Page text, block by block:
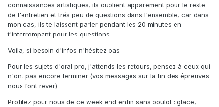
connaissances artistiques, ils oublient apparement pour le reste
de l'entretien et trés peu de questions dans l'ensemble, car dans
mon cas, ils te laissent parler pendant les 20 minutes en
t'interrompant pour les questions.
Voila, si besoin d'infos n'hésitez pas
Pour les sujets d'oral pro, j'attends les retours, pensez à ceux qui
n'ont pas encore terminer (vos messages sur la fin des épreuves
nous font réver)
Profitez pour nous de ce week end enfin sans boulot : glace,